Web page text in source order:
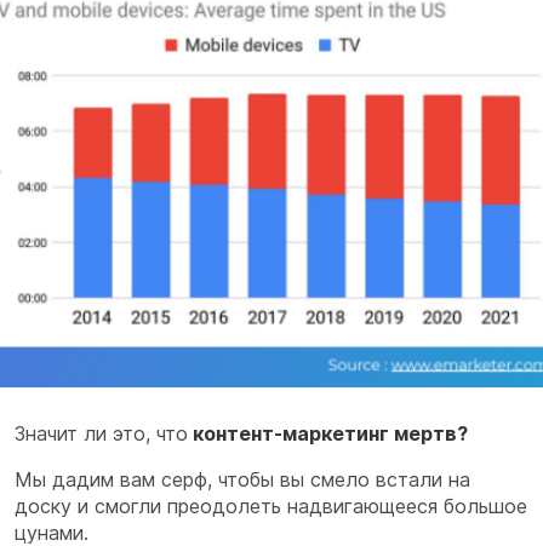
Значит ли это, что контент-маркетинг мертв?
Мы дадим вам серф, чтобы вы смело встали на
доску и смогли преодолеть надвигающееся большое
цунами.